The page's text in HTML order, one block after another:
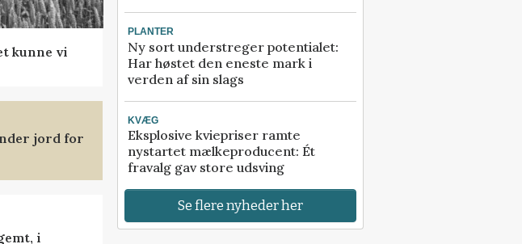
kunne vi
jord for
i
PLANTER
Ny sort understreger potentialet:
Har høstet den eneste mark i
verden af sin slags
KVÆG
Eksplosive kviepriser ramte
nystartet mælkeproducent: Ét
fravalg gav store udsving
Se flere nyheder her